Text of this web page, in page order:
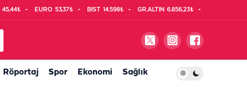
45,44₺ EURO 53,37₺ BIST 14.598₺ GR.ALTIN 6.856,23₺
Röportaj Spor Ekonomi Sağlık